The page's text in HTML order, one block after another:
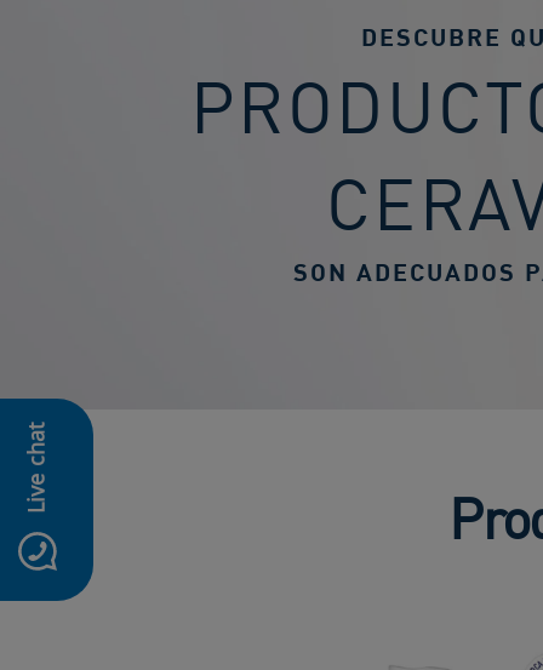
Live chat
DESCUBRE
SON ADECUADOS